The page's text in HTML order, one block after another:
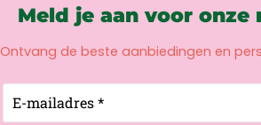
Meld je aan voor onze
Ontvang de beste aanbiedingen en